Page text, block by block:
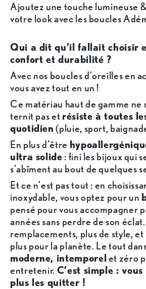
Ajoutez une touche lumineuse
votre look avec les boucles
Qui a dit qu’il fallait choisir
confort et durabilité ?
Avec nos boucles d’oreilles en
vous avez tout en un !
Ce matériau haut de gamme ne
ternit pas et résiste à toutes
quotidien (pluie, sport,
En plus d’être
ultra solide : fini les bijoux qui
s’abîment au bout de quelques
Et ce n’est pas tout : en
inoxydable, vous optez pour un
pensé pour vous accompagner
années sans perdre de son
remplacements, plus de style,
plus pour la planète. Le tout
moderne, intemporelet zéro
entretenir. C’est simple :
plus les quitter !